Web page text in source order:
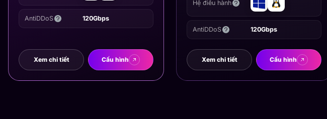
AntiDDoS 120Gbps
Xem chi tiết Cấu hình
Hệ điều hành
AntiDDoS 120Gbps
Xem chi tiết Cấu hình